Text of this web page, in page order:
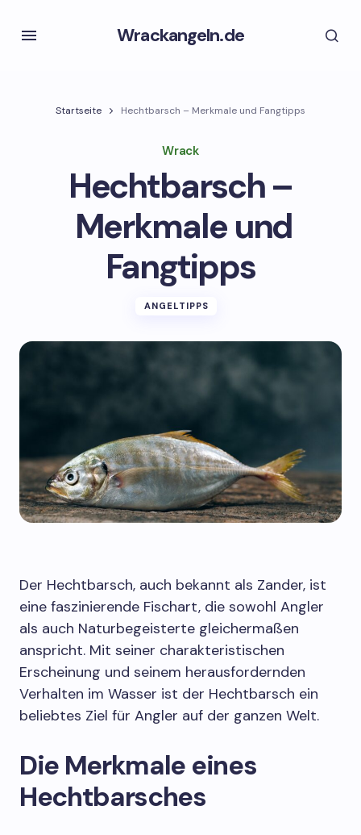
Wrackangeln.de
Startseite Hechtbarsch – Merkmale und Fangtipps
Wrack
Hechtbarsch –
Merkmale und
Fangtipps
ANGELTIPPS
Der Hechtbarsch, auch bekannt als Zander, ist
eine faszinierende Fischart, die sowohl Angler
als auch Naturbegeisterte gleichermaßen
anspricht. Mit seiner charakteristischen
Erscheinung und seinem herausfordernden
Verhalten im Wasser ist der Hechtbarsch ein
beliebtes Ziel für Angler auf der ganzen Welt.
Die Merkmale eines
Hechtbarsches